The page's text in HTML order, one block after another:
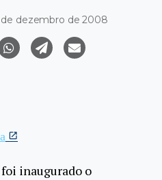
de dezembro de 2008
inaugurado o